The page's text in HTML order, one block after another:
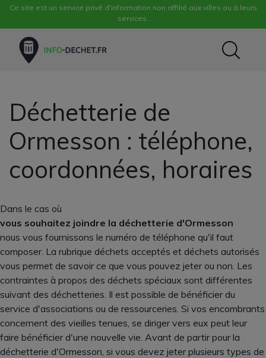
Ce site est un service privé d'information non affilié aux villes ou à leurs
services.
Déchetterie de
Ormesson : téléphone,
coordonnées, horaires
Dans le cas où
vous souhaitez joindre la déchetterie d'Ormesson
nous vous fournissons le numéro de téléphone qu'il faut
composer. La rubrique déchets acceptés et déchets autorisés
vous permet de savoir ce que vous pouvez jeter ou non. Les
contraintes à propos des déchets spéciaux sont différentes
suivant des déchetteries. Il est possible de bénéficier du
service d'associations ou de ressourceries. Si vos encombrants
concernent des vieilles tenues, se diriger vers eux peut leur
faire bénéficier d'une nouvelle vie. Avant de partir pour la
déchetterie d'Ormesson, si vous devez jeter plusieurs types de